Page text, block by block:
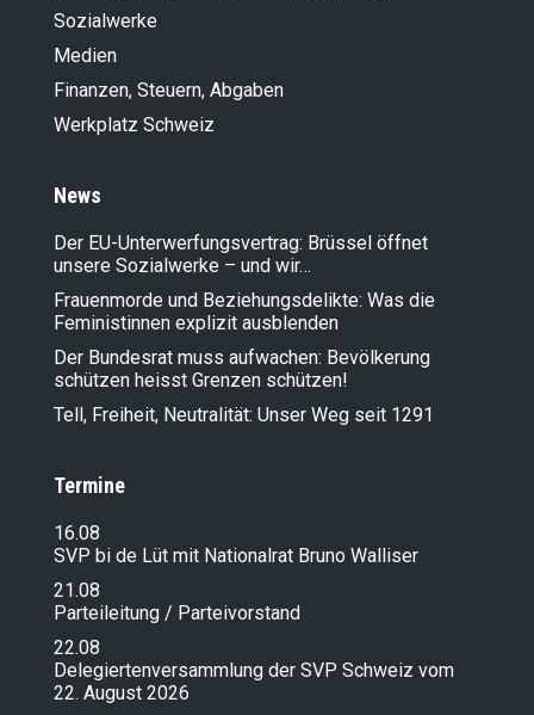
Sozialwerke
Medien
Finanzen, Steuern, Abgaben
Werkplatz Schweiz
News
Der EU-Unterwerfungsvertrag: Brüssel öffnet
unsere Sozialwerke – und wir…
Frauenmorde und Beziehungsdelikte: Was die
Feministinnen explizit ausblenden
Der Bundesrat muss aufwachen: Bevölkerung
schützen heisst Grenzen schützen!
Tell, Freiheit, Neutralität: Unser Weg seit 1291
Termine
16.08
SVP bi de Lüt mit Nationalrat Bruno Walliser
21.08
Parteileitung / Parteivorstand
22.08
Delegiertenversammlung der SVP Schweiz vom
22. August 2026